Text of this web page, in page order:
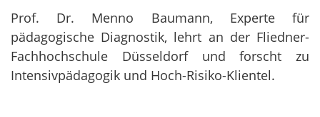
Prof. Dr. Menno Baumann, Experte für
pädagogische Diagnostik, lehrt an der Fliedner-
Fachhochschule Düsseldorf und forscht zu
Intensivpädagogik und Hoch-Risiko-Klientel.